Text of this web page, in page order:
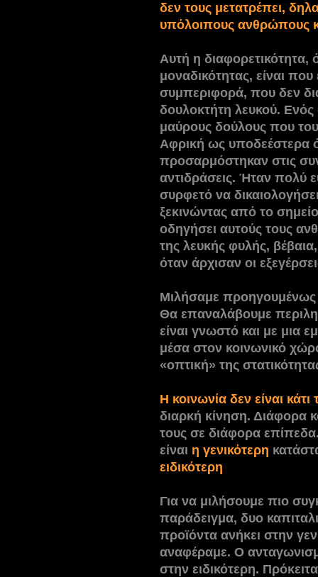
δεν τους μετατρέπει,
υπόλοιπους ανθρώπους
Αυτή η διαφορετικότητα,
μοναδικότητας, είναι
συμπεριφορά, που δεν
δουλοκτήτη λευκού.
μαύρους δούλους που
Αφρική ως υποδεέστερα
προσαρμόστηκαν στις
αντιδράσεις. Ήταν πολύ
συρφετό να
ξεκινώντας από το
οδηγήσει αυτούς τους
της λευκής φυλής,
όταν άρχισαν οι
Μιλήσαμε προηγουμένως
Θα επαναλάβουμε
είναι γνωστό και με μια
μέσα στον κοινωνικό
«οπτική» της
Η κοινωνία δεν είναι
διαρκή κίνηση. Διάφορα
τους σε διάφορα
είναι η γενικότερη
ειδικότερη
Για να μιλήσουμε πιο
παράδειγμα, δυο
προϊόντα ανήκει στην
αναφέραμε. Ο
στην ειδικότερη.